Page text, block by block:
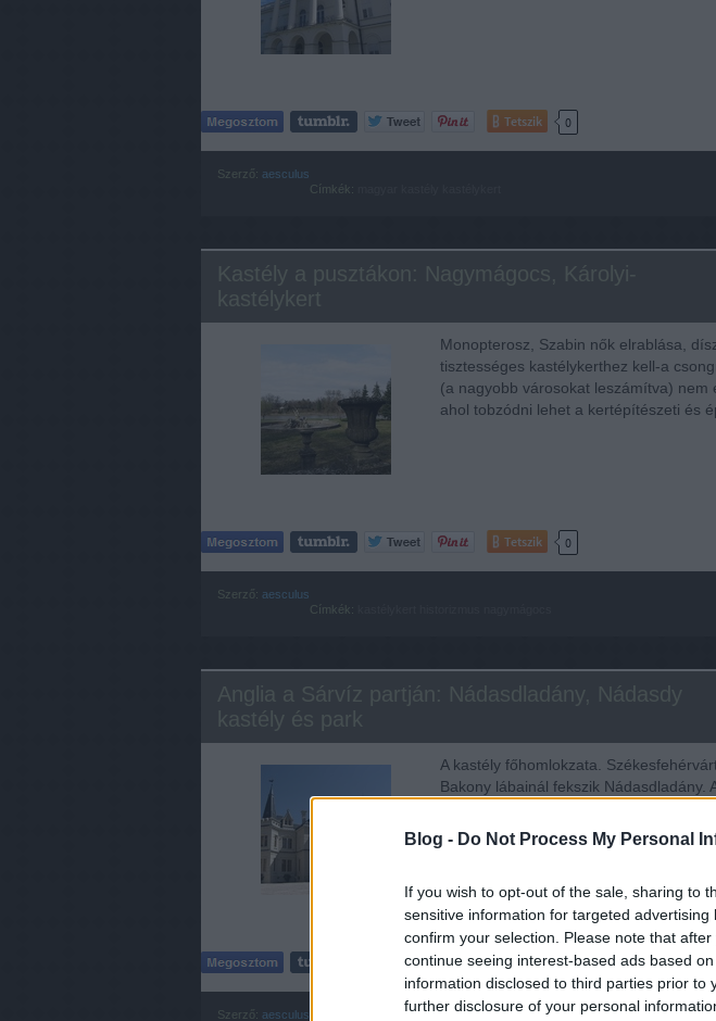
Blog - Do Not Process My Personal
If you wish to opt-out of the sale, sharing to
sensitive information for targeted
confirm your selection. Please note that
continue seeing interest-based ads based
information disclosed to third parties prior
further disclosure of your personal
Tetszik 0
Szerző: aesculus
Címkék:
Kastély a pusztákon: Nagymágocs, Károlyi-
kastélykert
Monopterosz, Szabin nők elrablása,
tisztességes kastélykerthez kell-a
(a nagyobb városokat leszámítva) nem
ahol tobzódni lehet a kertépítészeti és
Tetszik 0
Szerző: aesculus
Címkék:
Anglia a Sárvíz partján: Nádasdladány, Nádasdy
kastély és park
A kastély főhomlokzata.
Bakony lábainál fekszik Nádasdladány.
hatalmas kastélya, és a hozzá
Tetszik 0
Szerző: aesculus